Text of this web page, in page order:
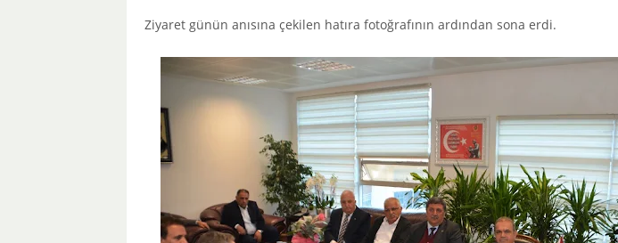
Ziyaret günün anısına çekilen hatıra fotoğrafının ardından sona erdi.